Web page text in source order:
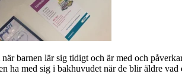
barnen lär sig tidigt och är med och
ha med sig i bakhuvudet när de blir äldre